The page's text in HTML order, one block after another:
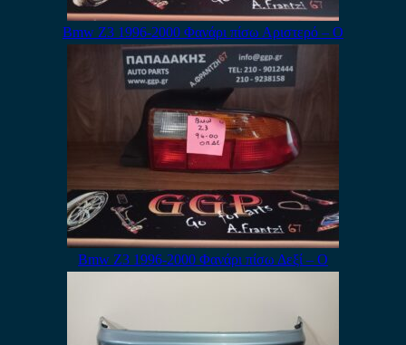
Bmw Z3 1996-2000 Φανάρι πίσω Αριστερό – Ο
Bmw Z3 1996-2000 Φανάρι πίσω Δεξί – Ο